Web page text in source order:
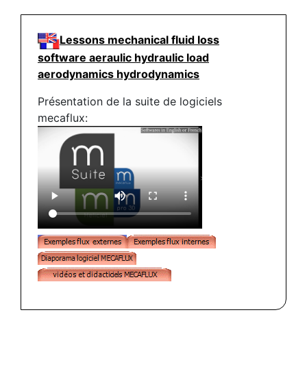
Lessons mechanical fluid loss
software aeraulic hydraulic load
aerodynamics hydrodynamics
Présentation de la suite de logiciels
mecaflux: